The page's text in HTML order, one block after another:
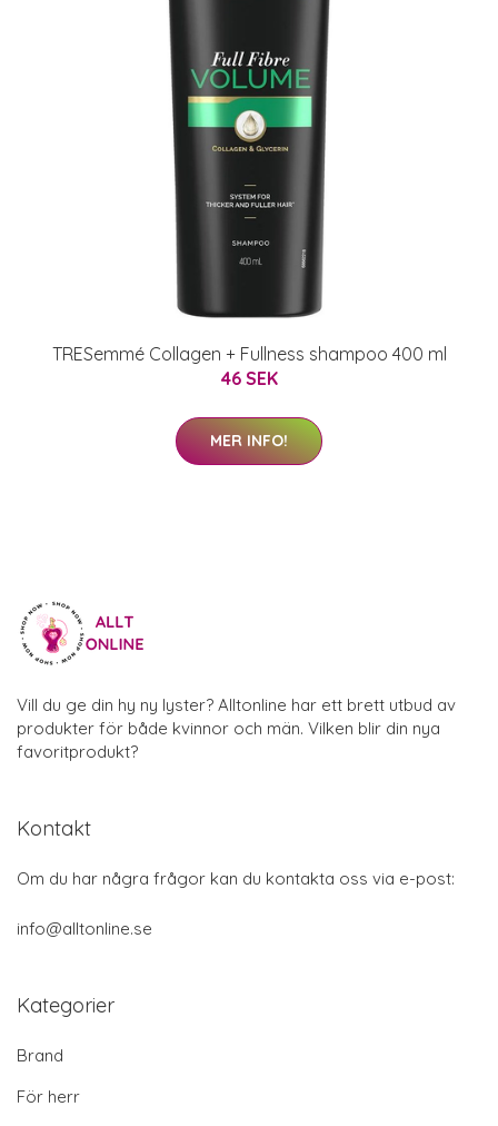
TRESemmé Collagen + Fullness shampoo 400 ml
46 SEK
MER INFO!
Vill du ge din hy ny lyster? Alltonline har ett brett utbud av
produkter för både kvinnor och män. Vilken blir din nya
favoritprodukt?
Kontakt
Om du har några frågor kan du kontakta oss via e-post:
info@alltonline.se
Kategorier
Brand
För herr